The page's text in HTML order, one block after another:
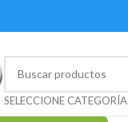
SELECCIONE CATEGORÍA